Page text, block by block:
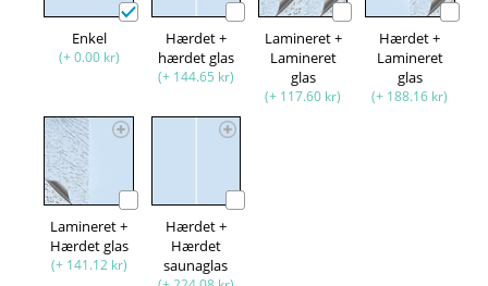
Enkel
(+ 0.00 kr)
Hærdet +
hærdet glas
(+ 144.65 kr)
Lamineret +
Lamineret
glas
(+ 117.60 kr)
Hærdet +
Lamineret
glas
(+ 188.16 kr)
Lamineret +
Hærdet glas
(+ 141.12 kr)
Hærdet +
Hærdet
saunaglas